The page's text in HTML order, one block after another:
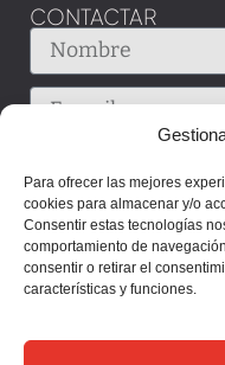
Para ofrecer las mejores
cookies para almacenar y/o
Consentir estas tecnologías
comportamiento de
consentir o retirar el
características y funciones.
CONTACTAR